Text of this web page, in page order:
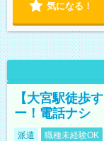
気になる！
【大宮駅徒歩
ー！電話ナシ
派遣 職種未経験OK